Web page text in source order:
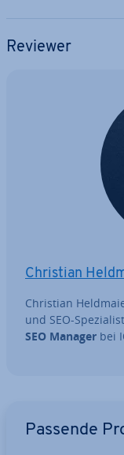
Reviewer
Christian
Christian
und SEO-
SEO Manager bei
Passende